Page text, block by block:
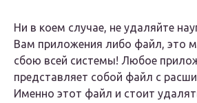
Ни в коем случае, не удаляйте
Вам приложения либо файл, это
сбою всей системы! Любое
представляет собой файл с
Именно этот файл и стоит